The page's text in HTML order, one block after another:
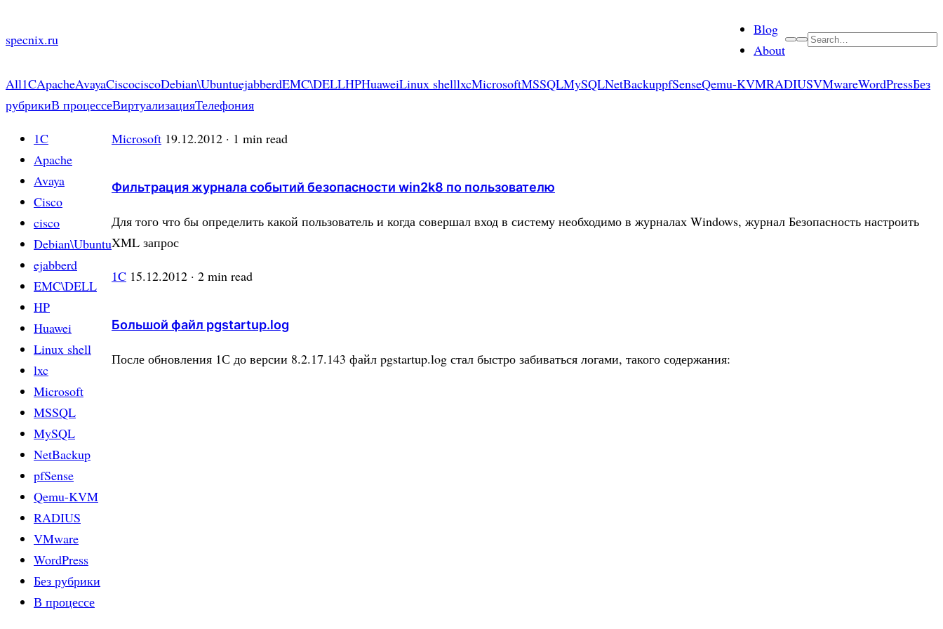
to
specnix.ru
Blog
About
Search
All1CApacheAvayaCiscociscoDebian\UbuntuejabberdEMC\DELLHPHuaweiLinux shelllxcMicrosoftMSSQLMySQLNetBackuppfSenseQemu-KVMRADIUSVMwareWordPressБез
рубрикиВ процессеВиртуализацияТелефония
1C
Apache
Avaya
Cisco
cisco
Debian\Ubuntu
ejabberd
EMC\DELL
HP
Huawei
Linux shell
lxc
Microsoft
MSSQL
MySQL
NetBackup
pfSense
Qemu-KVM
RADIUS
VMware
WordPress
Без рубрики
В процессе
Microsoft 19.12.2012 · 1 min read
Фильтрация журнала событий безопасности win2k8 по пользователю
Для того что бы определить какой пользователь и когда совершал вход в систему необходимо в журналах Windows, журнал Безопасность настроить
XML запрос
1C 15.12.2012 · 2 min read
Большой файл pgstartup.log
После обновления 1С до версии 8.2.17.143 файл pgstartup.log стал быстро забиваться логами, такого содержания: